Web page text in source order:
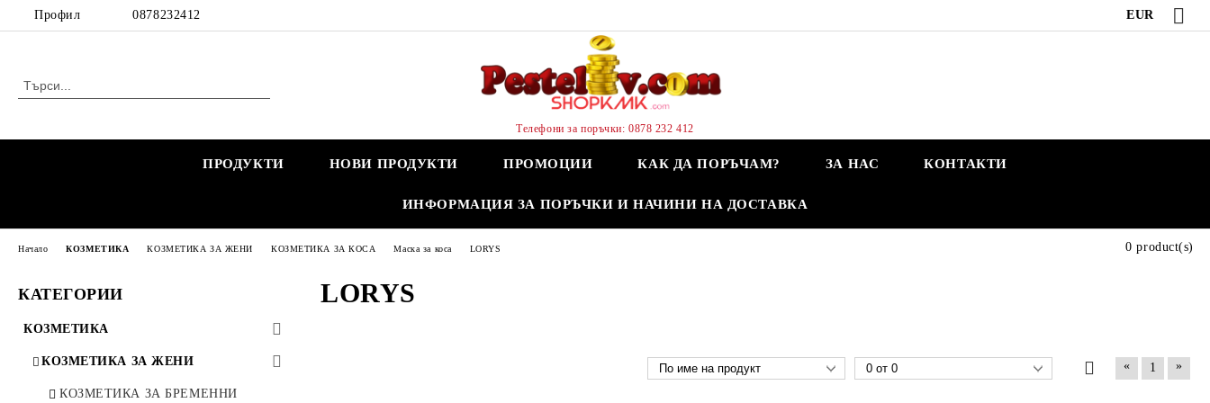
Профил 0878232412 EUR
Телефони за поръчки: 0878 232 412
ПРОДУКТИ НОВИ ПРОДУКТИ ПРОМОЦИИ КАК ДА ПОРЪЧАМ? ЗА НАС КОНТАКТИ
ИНФОРМАЦИЯ ЗА ПОРЪЧКИ И НАЧИНИ НА ДОСТАВКА
КАТЕГОРИИ
КОЗМЕТИКА
КОЗМЕТИКА ЗА ЖЕНИ
КОЗМЕТИКА ЗА БРЕМЕННИ
Начало КОЗМЕТИКА КОЗМЕТИКА ЗА ЖЕНИ КОЗМЕТИКА ЗА КОСА Маска за коса LORYS
LORYS
0 product(s)
« 1 »